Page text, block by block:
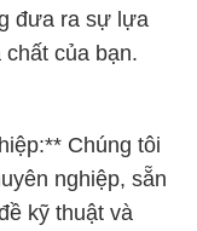
đưa ra sự lựa
của bạn.
Chúng tôi
nghiệp, sẵn
kỹ thuật và